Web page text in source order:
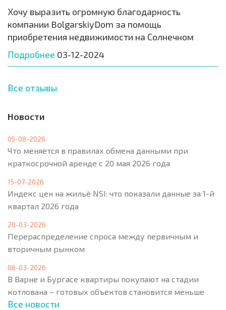
Хочу выразить огромную благодарность
компании BolgarskiyDom за помощь
приобретения недвижимости на Солнечном
Подробнее 03-12-2024
Все отзывы
Новости
05-08-2026
Что меняется в правилах обмена данными при
краткосрочной аренде с 20 мая 2026 года
15-07-2026
Индекс цен на жильё NSI: что показали данные за 1-й
квартал 2026 года
20-03-2026
Перераспределение спроса между первичным и
вторичным рынком
06-03-2026
В Варне и Бургасе квартиры покупают на стадии
котлована – готовых объектов становится меньше
Все новости